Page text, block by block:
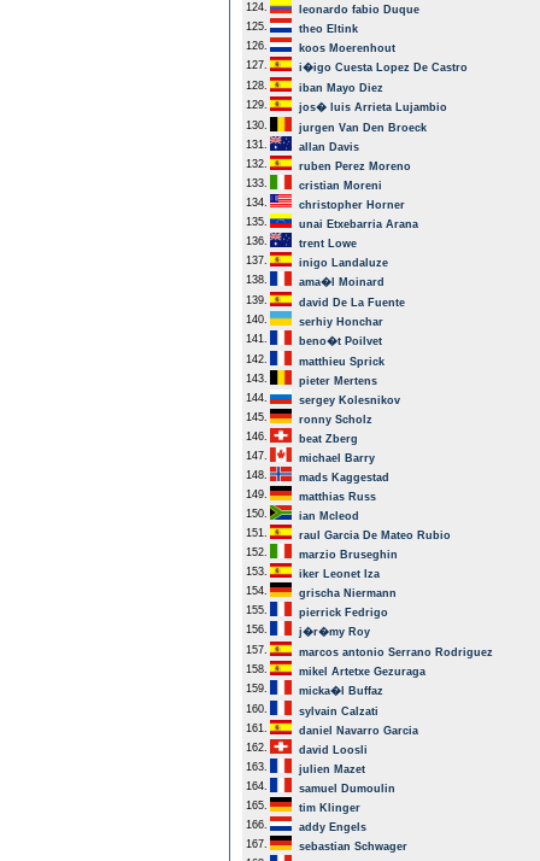
124.
leonardo fabio Duque
125.
theo Eltink
126.
koos Moerenhout
127.
i�igo Cuesta Lopez De Castro
128.
iban Mayo Diez
129.
jos� luis Arrieta Lujambio
130.
jurgen Van Den Broeck
131.
allan Davis
132.
ruben Perez Moreno
133.
cristian Moreni
134.
christopher Horner
135.
unai Etxebarria Arana
136.
trent Lowe
137.
inigo Landaluze
138.
ama�l Moinard
139.
david De La Fuente
140.
serhiy Honchar
141.
beno�t Poilvet
142.
matthieu Sprick
143.
pieter Mertens
144.
sergey Kolesnikov
145.
ronny Scholz
146.
beat Zberg
147.
michael Barry
148.
mads Kaggestad
149.
matthias Russ
150.
ian Mcleod
151.
raul Garcia De Mateo Rubio
152.
marzio Bruseghin
153.
iker Leonet Iza
154.
grischa Niermann
155.
pierrick Fedrigo
156.
j�r�my Roy
157.
marcos antonio Serrano Rodriguez
158.
mikel Artetxe Gezuraga
159.
micka�l Buffaz
160.
sylvain Calzati
161.
daniel Navarro Garcia
162.
david Loosli
163.
julien Mazet
164.
samuel Dumoulin
165.
tim Klinger
166.
addy Engels
167.
sebastian Schwager